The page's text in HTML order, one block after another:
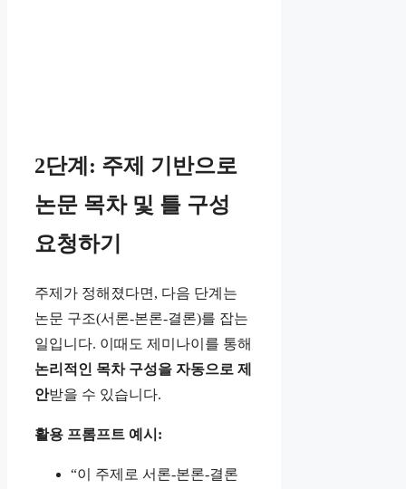
2단계: 주제 기반으로
논문 목차 및 틀 구성
요청하기
주제가 정해졌다면, 다음 단계는
논문 구조(서론-본론-결론)를 잡는
일입니다. 이때도 제미나이를 통해
논리적인 목차 구성을 자동으로 제
안받을 수 있습니다.
활용 프롬프트 예시:
“이 주제로 서론-본론-결론